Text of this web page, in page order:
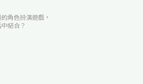
角色扮演遊戲，
結合？